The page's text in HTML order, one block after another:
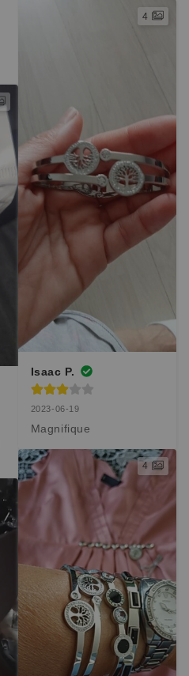
4
Isaac P.
2023-06-19
Magnifique
4